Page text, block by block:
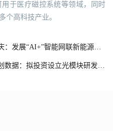
于医疗磁控系统等领域，同时
个高科技产业。
上一篇：安博体育app官方网站-重庆：发展“AI+”智能网联新能源汽车 加强智能驾驶、智能座舱、车规级芯片等研发制造
下一篇：安博体育app官方网站-协创数据：拟投资设立光模块研发和生产建设项目